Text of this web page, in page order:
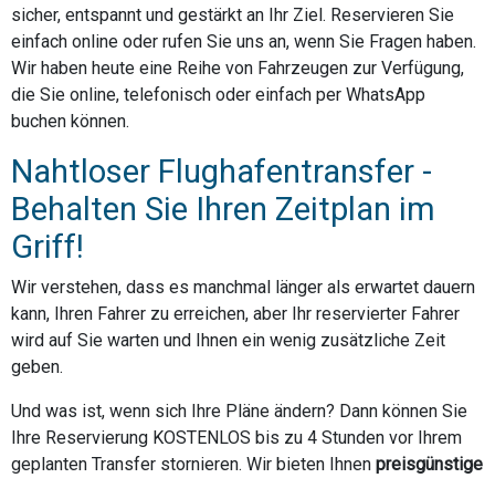
sicher, entspannt und gestärkt an Ihr Ziel. Reservieren Sie
einfach online oder rufen Sie uns an, wenn Sie Fragen haben.
Wir haben heute eine Reihe von Fahrzeugen zur Verfügung,
die Sie online, telefonisch oder einfach per WhatsApp
buchen können.
Nahtloser Flughafentransfer -
Behalten Sie Ihren Zeitplan im
Griff!
Wir verstehen, dass es manchmal länger als erwartet dauern
kann, Ihren Fahrer zu erreichen, aber Ihr reservierter Fahrer
wird auf Sie warten und Ihnen ein wenig zusätzliche Zeit
geben.
Und was ist, wenn sich Ihre Pläne ändern? Dann können Sie
Ihre Reservierung KOSTENLOS bis zu 4 Stunden vor Ihrem
geplanten Transfer stornieren. Wir bieten Ihnen preisgünstige